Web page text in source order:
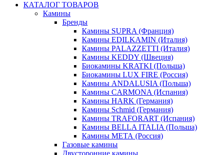
КАТАЛОГ ТОВАРОВ
Камины
Бренды
Камины SUPRA (Франция)
Камины EDILKAMIN (Италия)
Камины PALAZZETTI (Италия)
Камины KEDDY (Швеция)
Биокамины KRATKI (Польша)
Биокамины LUX FIRE (Россия)
Камины ANDALUSIA (Польша)
Камины CARMONA (Испания)
Камины HARK (Германия)
Камины Schmid (Германия)
Камины TRAFORART (Испания)
Камины BELLA ITALIA (Польша)
Камины МЕТА (Россия)
Газовые камины
Двусторонние камины